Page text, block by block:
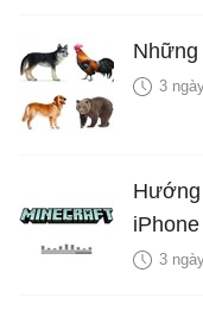
Những
3
Hướng
iPhone
3